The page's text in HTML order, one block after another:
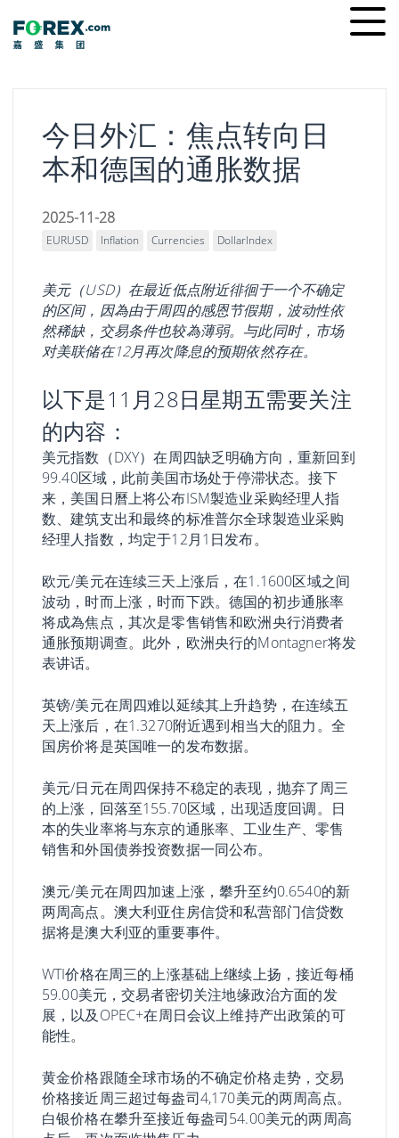
content
今日外汇：焦点转向日
本和德国的通胀数据
2025-11-28
EURUSD Inflation Currencies DollarIndex
美元（USD）在最近低点附近徘徊于一个不确定
的区间，因為由于周四的感恩节假期，波动性依
然稀缺，交易条件也较為薄弱。与此同时，市场
对美联储在12月再次降息的预期依然存在。
以下是11月28日星期五需要关注
的内容：
美元指数（DXY）在周四缺乏明确方向，重新回到
99.40区域，此前美国市场处于停滞状态。接下
来，美国日曆上将公布ISM製造业采购经理人指
数、建筑支出和最终的标准普尔全球製造业采购
经理人指数，均定于12月1日发布。
欧元/美元在连续三天上涨后，在1.1600区域之间
波动，时而上涨，时而下跌。德国的初步通胀率
将成為焦点，其次是零售销售和欧洲央行消费者
通胀预期调查。此外，欧洲央行的Montagner将发
表讲话。
英镑/美元在周四难以延续其上升趋势，在连续五
天上涨后，在1.3270附近遇到相当大的阻力。全
国房价将是英国唯一的发布数据。
美元/日元在周四保持不稳定的表现，抛弃了周三
的上涨，回落至155.70区域，出现适度回调。日
本的失业率将与东京的通胀率、工业生产、零售
销售和外国债券投资数据一同公布。
澳元/美元在周四加速上涨，攀升至约0.6540的新
两周高点。澳大利亚住房信贷和私营部门信贷数
据将是澳大利亚的重要事件。
WTI价格在周三的上涨基础上继续上扬，接近每桶
59.00美元，交易者密切关注地缘政治方面的发
展，以及OPEC+在周日会议上维持产出政策的可
能性。
黄金价格跟随全球市场的不确定价格走势，交易
价格接近周三超过每盎司4,170美元的两周高点。
白银价格在攀升至接近每盎司54.00美元的两周高